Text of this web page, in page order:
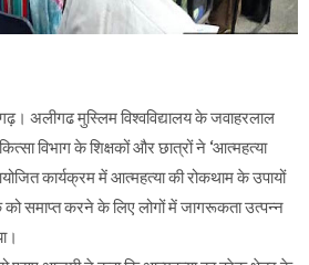
अलीगढ मुस्लिम विश्वविद्यालय के जवाहरलाल
विभाग के शिक्षकों और छात्रों ने ‘आत्महत्या
कार्यक्रम में आत्महत्या की रोकथाम के उपायों
समाप्त करने के लिए लोगों में जागरूकता उत्पन्न